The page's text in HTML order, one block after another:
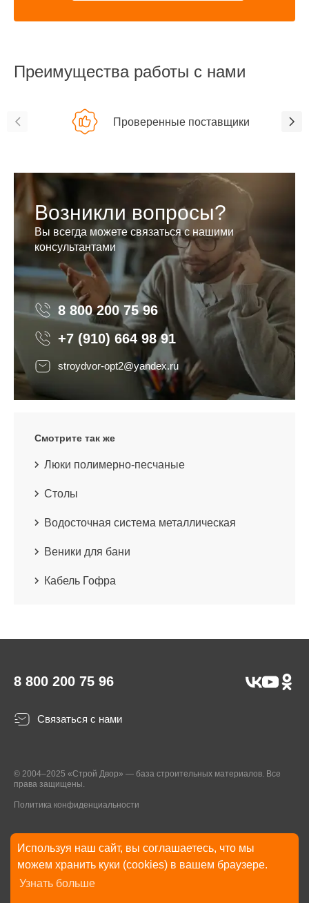
Используя наш сайт, вы соглашаетесь, что мы
можем хранить куки (cookies) в вашем браузере.
Узнать больше
Преимущества работы с нами
Проверенные поставщики
Возникли вопросы?
Вы всегда можете связаться с нашими
консультантами
8 800 200 75 96 8 800 200 75 96
+7 (910) 664 98 91
stroydvor-opt2@yandex.ru
Смотрите так же
Люки полимерно-песчаные
Столы
Водосточная система металлическая
Веники для бани
Кабель Гофра
8 800 200 75 96
Связаться с нами
© 2004–2025 «Строй Двор» — база строительных материалов. Все
права защищены.
Политика конфиденциальности
* Указанные на Сайте цены, комплектации, описания и технические
характеристики могут быть изменены в любое время без уведомления
пользователей Сайта. Внешний вид товаров и упаковки может